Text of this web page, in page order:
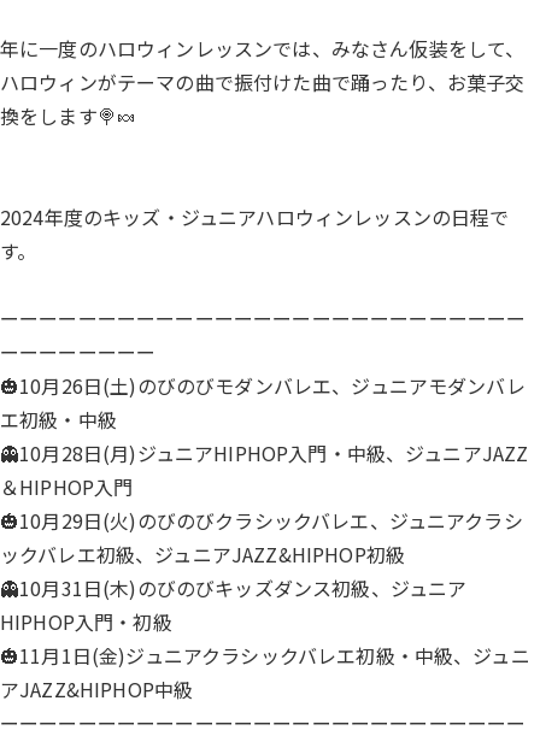
年に一度のハロウィンレッスンでは、みなさん仮装をして、
ハロウィンがテーマの曲で振付けた曲で踊ったり、お菓子交
換をします🍭🍬
2024年度のキッズ・ジュニアハロウィンレッスンの日程で
す。
ーーーーーーーーーーーーーーーーーーーーーーーーーーー
ーーーーーーーー
🎃10月26日(土)のびのびモダンバレエ、ジュニアモダンバレ
エ初級・中級
👻10月28日(月)ジュニアHIPHOP入門・中級、ジュニアJAZZ
＆HIPHOP入門
🎃10月29日(火)のびのびクラシックバレエ、ジュニアクラシ
ックバレエ初級、ジュニアJAZZ&HIPHOP初級
👻10月31日(木)のびのびキッズダンス初級、ジュニア
HIPHOP入門・初級
🎃11月1日(金)ジュニアクラシックバレエ初級・中級、ジュニ
アJAZZ&HIPHOP中級
ーーーーーーーーーーーーーーーーーーーーーーーーーーー